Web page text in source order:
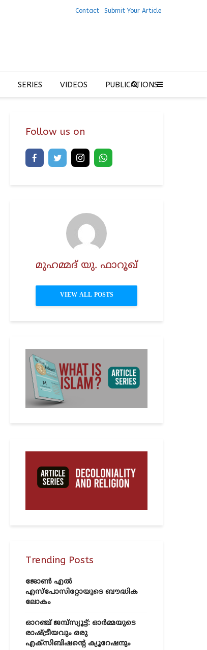
Contact Submit Your Article
SERIES VIDEOS PUBLICATIONS
Follow us on
മുഹമ്മദ് യു. ഫാറൂഖ്
VIEW ALL POSTS
Trending Posts
ജോൺ എൽ
എസ്‌പോസിറ്റോയുടെ ബൗദ്ധിക
ലോകം
ഓറഞ്ച് ജമ്പ്സ്യൂട്ട്: ഓർമ്മയുടെ
രാഷ്ട്രീയവും ഒരു
എക്സിബിഷന്റെ ക്യൂറേഷനും